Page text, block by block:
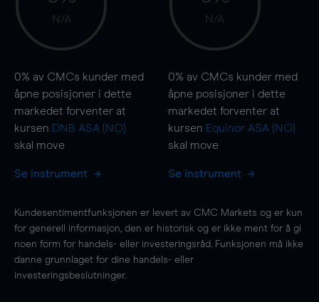
N/A
0% av CMCs kunder med
åpne posisjoner i dette
markedet forventer at
kursen DNB ASA (NO)
skal move
Se instrument
N/A
0% av CMCs kunder med
åpne posisjoner i dette
markedet forventer at
kursen Equinor ASA (NO)
skal move
Se instrument
Kundesentimentfunksjonen er levert av CMC Markets og er kun
for generell informasjon, den er historisk og er ikke ment for å gi
noen form for handels- eller investeringsråd. Funksjonen må ikke
danne grunnlaget for dine handels- eller
investeringsbeslutninger.